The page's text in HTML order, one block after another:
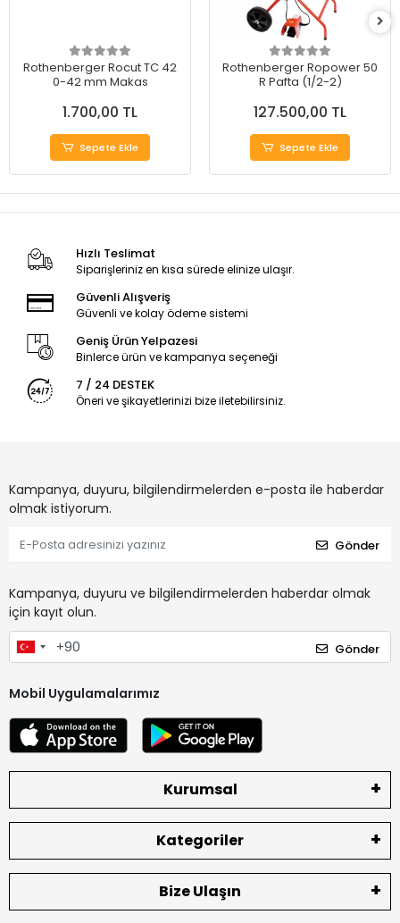
Rothenberger Rocut TC 42
0-42 mm Makas
1.700,00 TL
Sepete Ekle
Rothenberger Ropower 50
R Pafta (1/2-2)
127.500,00 TL
Sepete Ekle
Hızlı Teslimat
Siparişleriniz en kısa sürede elinize ulaşır.
Güvenli Alışveriş
Güvenli ve kolay ödeme sistemi
Geniş Ürün Yelpazesi
Binlerce ürün ve kampanya seçeneği
7 / 24 DESTEK
Öneri ve şikayetlerinizi bize iletebilirsiniz.
Kampanya, duyuru, bilgilendirmelerden e-posta ile haberdar
olmak istiyorum.
Gönder
Kampanya, duyuru ve bilgilendirmelerden haberdar olmak
için kayıt olun.
Gönder
Mobil Uygulamalarımız
Kurumsal
Kategoriler
Bize Ulaşın